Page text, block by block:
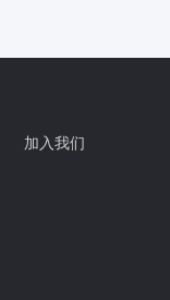
加入我们